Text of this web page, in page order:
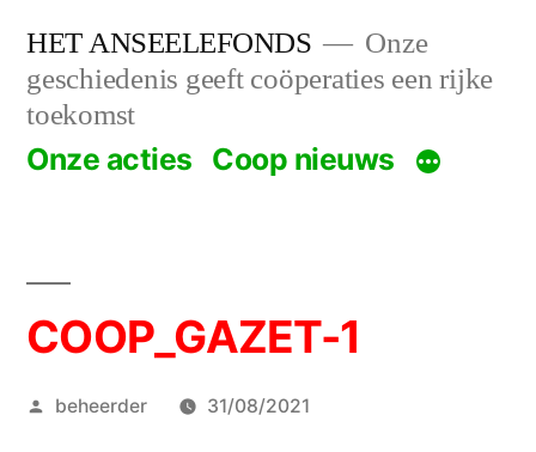
naar
inhoud
HET ANSEELEFONDS
Onze
geschiedenis geeft coöperaties een rijke
toekomst
Onze acties Coop nieuws
COOP_GAZET-1
Geplaatst
beheerder 31/08/2021